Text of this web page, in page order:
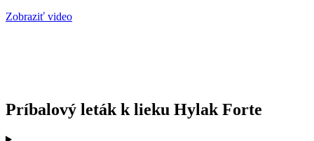
Zobraziť video
Príbalový leták k lieku Hylak Forte